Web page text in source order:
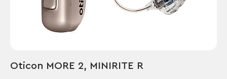
Oticon MORE 2, MINIRITE R